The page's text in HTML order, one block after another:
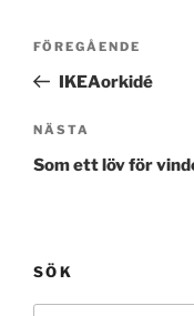
Föregående
inlägg
FÖREGÅENDE
IKEAorkidé
Nästa
inlägg
NÄSTA
Som ett löv för
SÖK